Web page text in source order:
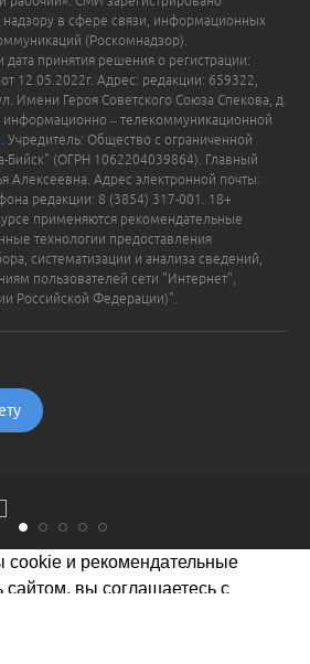
в сфере связи, информационных
(Роскомнадзор).
принятия решения о регистрации:
12.05.2022г. Адрес: редакции: 659322,
Имени Героя Советского Союза Спекова, д.
– телекоммуникационной
. Учредитель: Общество с ограниченной
Бийск" (ОГРН 1062204039864). Главный
Алексеевна. Адрес электронной почты:
редакции: 8 (3854) 317-001. 18+
применяются рекомендательные
технологии предоставления
систематизации и анализа сведений,
пользователей сети "Интернет",
Российской Федерации)".
и рекомендательные
сайтом, вы соглашаетесь с